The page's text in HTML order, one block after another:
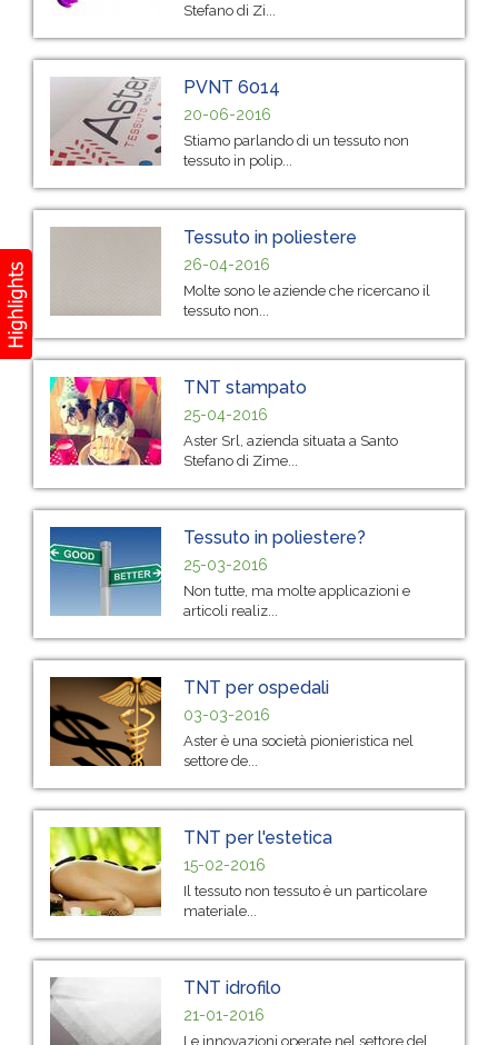
Stefano di Zi...
PVNT 6014
20-06-2016
Stiamo parlando di un tessuto non
tessuto in polip...
Tessuto in poliestere
26-04-2016
Molte sono le aziende che ricercano il
tessuto non...
TNT stampato
25-04-2016
Aster Srl, azienda situata a Santo
Stefano di Zime...
Tessuto in poliestere?
25-03-2016
Non tutte, ma molte applicazioni e
articoli realiz...
TNT per ospedali
03-03-2016
Aster è una società pionieristica nel
settore de...
TNT per l'estetica
15-02-2016
Il tessuto non tessuto è un particolare
materiale...
TNT idrofilo
21-01-2016
Le innovazioni operate nel settore del